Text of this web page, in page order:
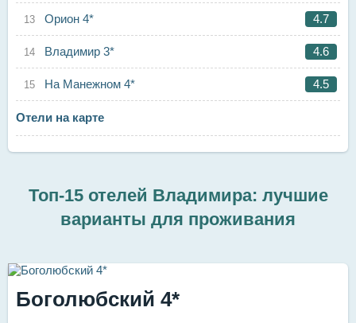
Орион 4* 4.7
Владимир 3* 4.6
На Манежном 4* 4.5
Отели на карте
Топ-15 отелей Владимира: лучшие
варианты для проживания
Боголюбский 4*